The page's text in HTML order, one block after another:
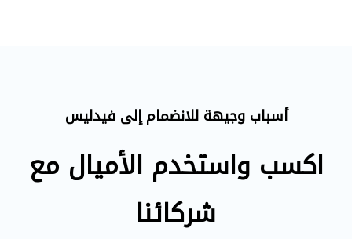
أسباب وجيهة للانضمام إلى فيدليس
اكسب واستخدم الأميال مع
شركائنا